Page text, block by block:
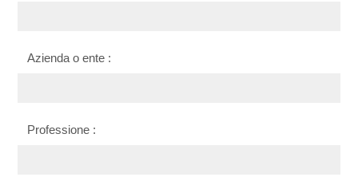
Azienda o ente :
Professione :